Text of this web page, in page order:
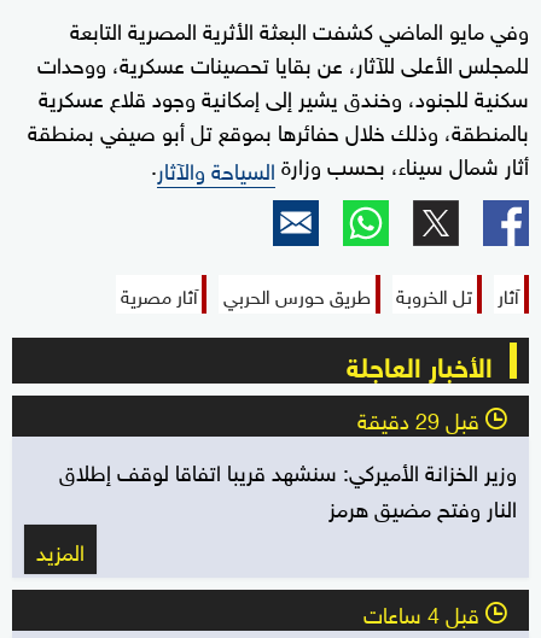
وفي مايو الماضي كشفت البعثة الأثرية المصرية التابعة
للمجلس الأعلى للآثار، عن بقايا تحصينات عسكرية، ووحدات
سكنية للجنود، وخندق يشير إلى إمكانية وجود قلاع عسكرية
بالمنطقة، وذلك خلال حفائرها بموقع تل أبو صيفي بمنطقة
أثار شمال سيناء، بحسب وزارةالسياحة والآثار.
آثار تل الخروبة طريق حورس الحربي آثار مصرية
الأخبار العاجلة
l قبل 29 دقيقة
وزير الخزانة الأميركي: سنشهد قريبا اتفاقا لوقف إطلاق
النار وفتح مضيق هرمز
المزيد
l قبل 4 ساعات